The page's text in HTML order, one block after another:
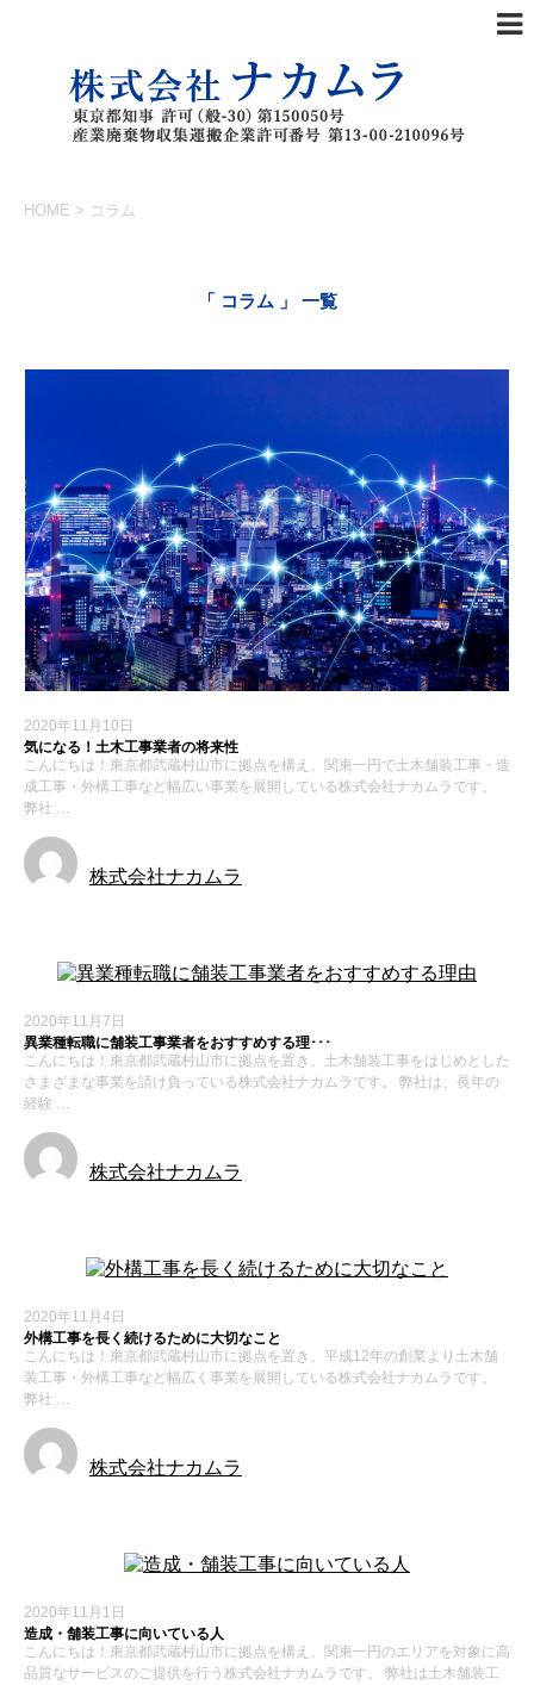
HOME > コラム
「 コラム 」 一覧
2020年11月10日
気になる！土木工事業者の将来性
こんにちは！東京都武蔵村山市に拠点を構え、関東一円で土木舗装工事・造
成工事・外構工事など幅広い事業を展開している株式会社ナカムラです。
弊社 …
株式会社ナカムラ
2020年11月7日
異業種転職に舗装工事業者をおすすめする理･･･
こんにちは！東京都武蔵村山市に拠点を置き、土木舗装工事をはじめとした
さまざまな事業を請け負っている株式会社ナカムラです。 弊社は、長年の
経験 …
株式会社ナカムラ
2020年11月4日
外構工事を長く続けるために大切なこと
こんにちは！東京都武蔵村山市に拠点を置き、平成12年の創業より土木舗
装工事・外構工事など幅広く事業を展開している株式会社ナカムラです。
弊社 …
株式会社ナカムラ
2020年11月1日
造成・舗装工事に向いている人
こんにちは！東京都武蔵村山市に拠点を構え、関東一円のエリアを対象に高
品質なサービスのご提供を行う株式会社ナカムラです。 弊社は土木舗装工